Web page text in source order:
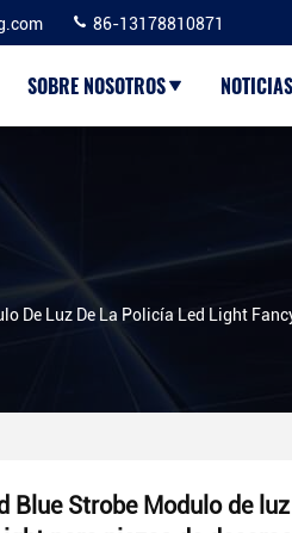
86-13178810871
SOBRE NOSOTROS NOTICIAS
De Luz De La Policía Led Light
Blue Strobe Modulo de